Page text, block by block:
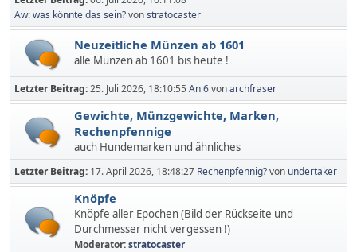
Aw: was könnte das sein?vonstratocaster
Neuzeitliche Münzen ab 1601
alle Münzen ab 1601 bis heute !
Letzter Beitrag:25. Juli 2026, 18:10:55 An 6vonarchfraser
Gewichte, Münzgewichte, Marken,
Rechenpfennige
auch Hundemarken und ähnliches
Letzter Beitrag: 17. April 2026, 18:48:27 Rechenpfennig?von undertaker
Knöpfe
Knöpfe aller Epochen (Bild der Rückseite und
Durchmesser nicht vergessen !)
Moderator:stratocaster